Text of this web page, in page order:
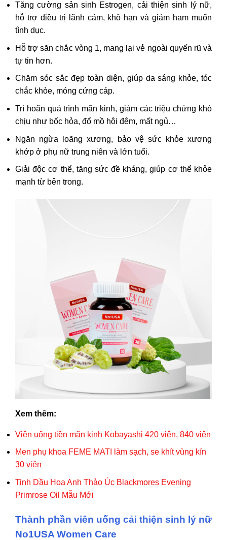
Tăng cường sản sinh Estrogen, cải thiện sinh lý nữ,
hỗ trợ điều trị lãnh cảm, khô hạn và giảm ham muốn
tình dục.
Hỗ trợ săn chắc vòng 1, mang lại vẻ ngoài quyến rũ và
tự tin hơn.
Chăm sóc sắc đẹp toàn diện, giúp da sáng khỏe, tóc
chắc khỏe, móng cứng cáp.
Trì hoãn quá trình mãn kinh, giảm các triệu chứng khó
chịu như bốc hỏa, đổ mồ hôi đêm, mất ngủ…
Ngăn ngừa loãng xương, bảo vệ sức khỏe xương
khớp ở phụ nữ trung niên và lớn tuổi.
Giải độc cơ thể, tăng sức đề kháng, giúp cơ thể khỏe
mạnh từ bên trong.
Xem thêm:
Viên uống tiền mãn kinh Kobayashi 420 viên, 840 viên
Men phụ khoa FEME MATI làm sạch, se khít vùng kín
30 viên
Tinh Dầu Hoa Anh Thảo Úc Blackmores Evening
Primrose Oil Mẫu Mới
Thành phần viên uống cải thiện sinh lý nữ
No1USA Women Care